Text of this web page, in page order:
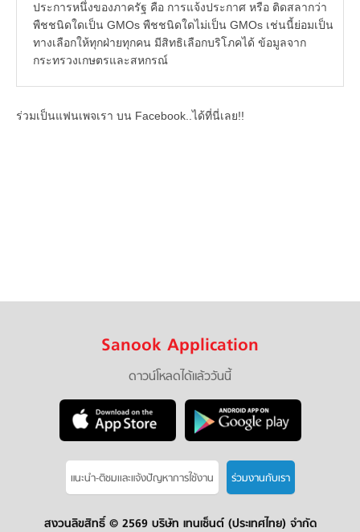
ประการหนึ่งของภาครัฐ คือ การแจ้งประกาศ หรือ ติดสลากว่า
พืชชนิดใดเป็น GMOs พืชชนิดใดไม่เป็น GMOs เช่นนี้ย่อมเป็น
ทางเลือกให้ทุกฝ่ายทุกคน มีสิทธิเลือกบริโภคได้ ข้อมูลจาก
กระทรวงเกษตรและสหกรณ์
ร่วมเป็นแฟนเพจเรา บน Facebook..ได้ที่นี่เลย!!
Sanook Application
ดาวน์โหลดได้แล้ววันนี้
แนะนำ-ติชมเเละแจ้งปัญหาการใช้งาน ร่วมงานกับเรา
สงวนลิขสิทธิ์ © 2569 บริษัท เทนเซ็นต์ (ประเทศไทย) จำกัด